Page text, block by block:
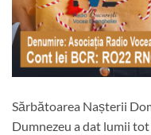
Sărbătoarea Nașterii
Dumnezeu a dat lumii tot